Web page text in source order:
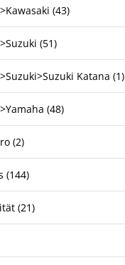
(43)
(51)
Katana (1)
(48)
(2)
(144)
(21)